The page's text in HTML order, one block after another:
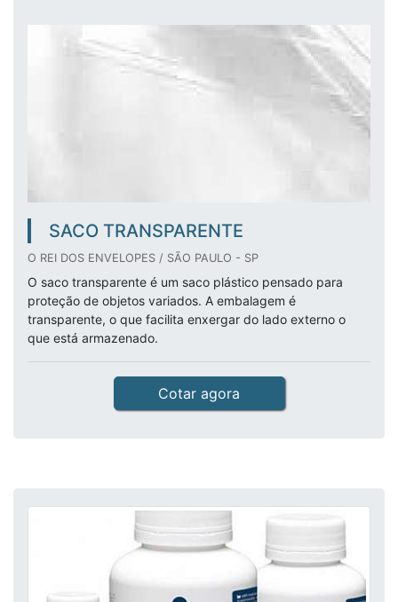
SACO TRANSPARENTE
O REI DOS ENVELOPES / SÃO PAULO - SP
O saco transparente é um saco plástico pensado para
proteção de objetos variados. A embalagem é
transparente, o que facilita enxergar do lado externo o
que está armazenado.
Cotar agora